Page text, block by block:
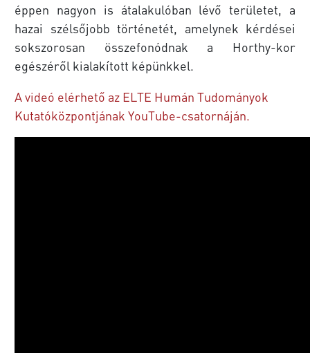
éppen nagyon is átalakulóban lévő területet, a
hazai szélsőjobb történetét, amelynek kérdései
sokszorosan összefonódnak a Horthy-kor
egészéről kialakított képünkkel.
A videó elérhető az ELTE Humán Tudományok
Kutatóközpontjának YouTube-csatornáján.